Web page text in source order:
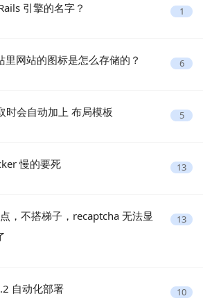
引擎的名字？ 1
里网站的图标是怎么存储的？ 6
时会自动加上 布局模板 5
慢的要死 13
，不搭梯子，recaptcha 无法显
13
自动化部署 10